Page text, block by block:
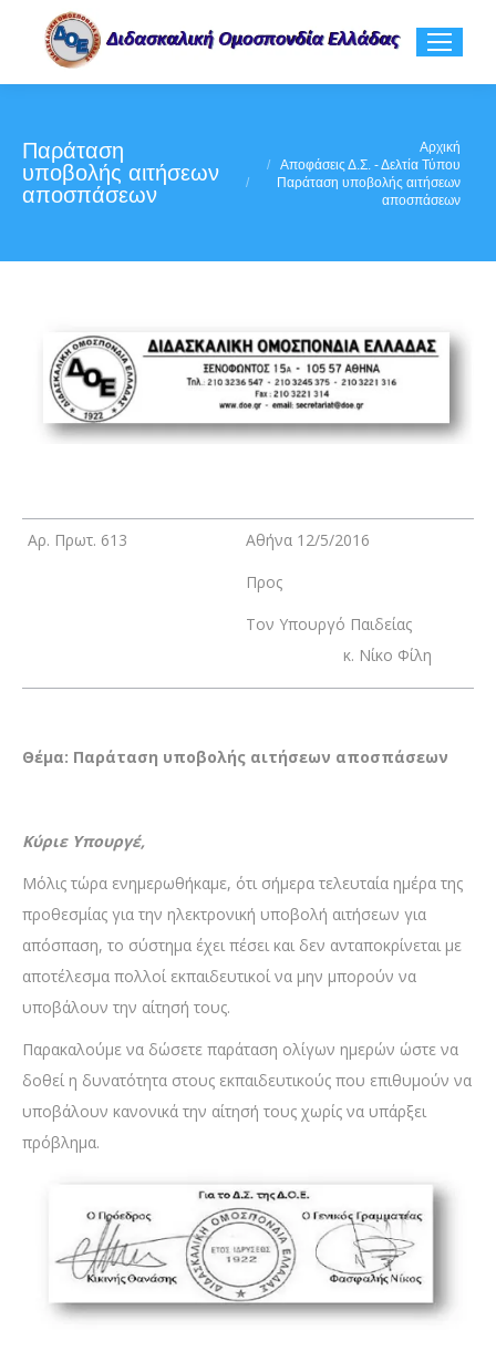
Παράταση
υποβολής αιτήσεων
αποσπάσεων
Αρχική
Αποφάσεις Δ.Σ. - Δελτία Τύπου
Παράταση υποβολής αιτήσεων
αποσπάσεων
Αρ. Πρωτ. 613
Αθήνα 12/5/2016
Προς
Τον Υπουργό Παιδείας
κ. Νίκο Φίλη
Θέμα: Παράταση υποβολής αιτήσεων αποσπάσεων
Κύριε Υπουργέ,
Μόλις τώρα ενημερωθήκαμε, ότι σήμερα τελευταία ημέρα της
προθεσμίας για την ηλεκτρονική υποβολή αιτήσεων για
απόσπαση, το σύστημα έχει πέσει και δεν ανταποκρίνεται με
αποτέλεσμα πολλοί εκπαιδευτικοί να μην μπορούν να
υποβάλουν την αίτησή τους.
Παρακαλούμε να δώσετε παράταση ολίγων ημερών ώστε να
δοθεί η δυνατότητα στους εκπαιδευτικούς που επιθυμούν να
υποβάλουν κανονικά την αίτησή τους χωρίς να υπάρξει
πρόβλημα.